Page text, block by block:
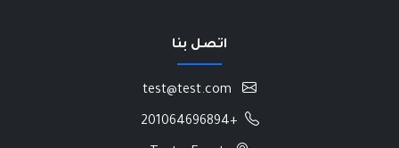
اتصل بنا
+201064696894